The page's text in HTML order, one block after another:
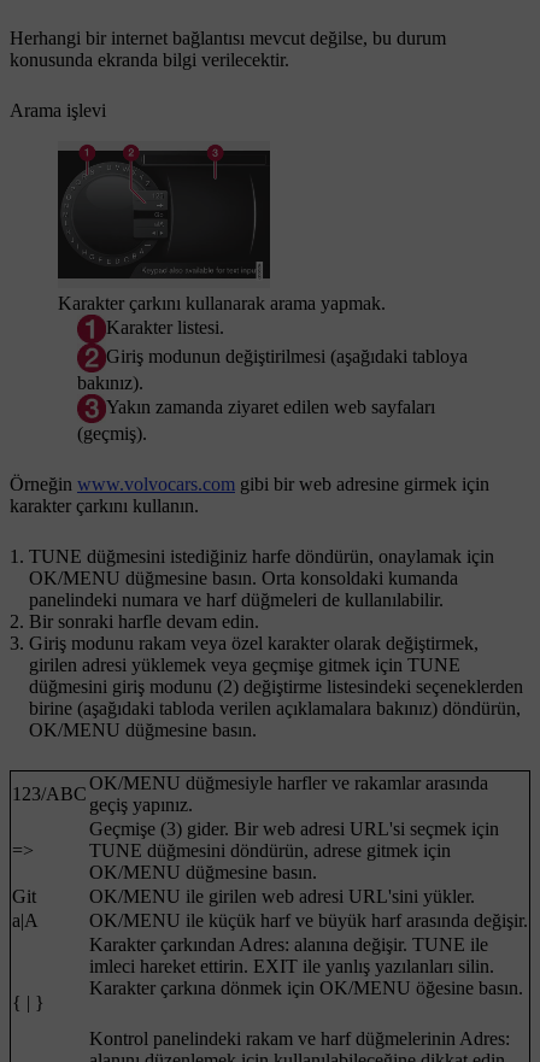
Herhangi bir internet bağlantısı mevcut değilse, bu durum
konusunda ekranda bilgi verilecektir.
Arama işlevi
Karakter çarkını kullanarak arama yapmak.
Karakter listesi.
Giriş modunun değiştirilmesi (aşağıdaki tabloya
bakınız).
Yakın zamanda ziyaret edilen web sayfaları
(geçmiş).
Örneğin www.volvocars.com gibi bir web adresine girmek için
karakter çarkını kullanın.
TUNE düğmesini istediğiniz harfe döndürün, onaylamak için
OK/MENU düğmesine basın. Orta konsoldaki kumanda
panelindeki numara ve harf düğmeleri de kullanılabilir.
Bir sonraki harfle devam edin.
Giriş modunu rakam veya özel karakter olarak değiştirmek,
girilen adresi yüklemek veya geçmişe gitmek için TUNE
düğmesini giriş modunu (2) değiştirme listesindeki seçeneklerden
birine (aşağıdaki tabloda verilen açıklamalara bakınız) döndürün,
OK/MENU düğmesine basın.
123/ABC
OK/MENU düğmesiyle harfler ve rakamlar arasında
geçiş yapınız.
=>
Geçmişe (3) gider. Bir web adresi URL'si seçmek için
TUNE düğmesini döndürün, adrese gitmek için
OK/MENU düğmesine basın.
Git
OK/MENU ile girilen web adresi URL'sini yükler.
a|A
OK/MENU ile küçük harf ve büyük harf arasında değişir.
{ | }
Karakter çarkından Adres: alanına değişir. TUNE ile
imleci hareket ettirin. EXIT ile yanlış yazılanları silin.
Karakter çarkına dönmek için OK/MENU öğesine basın.
Kontrol panelindeki rakam ve harf düğmelerinin Adres: